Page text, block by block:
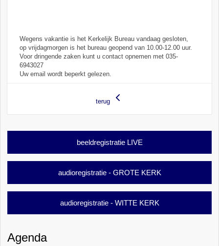
Wegens vakantie is het Kerkelijk Bureau vandaag gesloten,
op vrijdagmorgen is het bureau geopend van 10.00-12.00 uur.
Voor dringende zaken kunt u contact opnemen met 035-
6943027
Uw email wordt beperkt gelezen.
terug
beeldregistratie LIVE
audioregistratie - GROTE KERK
audioregistratie - WITTE KERK
Agenda